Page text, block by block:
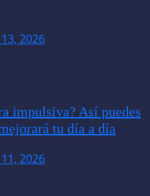
13, 2026
impulsiva? Así puedes
tu día a día
11, 2026